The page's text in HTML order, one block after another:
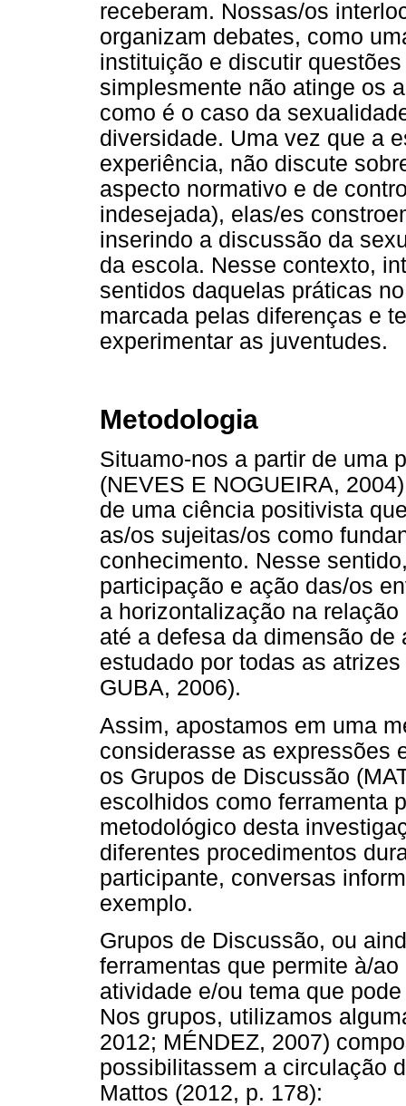
receberam. Nossas/os
organizam debates, como
instituição e discutir
simplesmente não atinge os
como é o caso da
diversidade. Uma vez que a
experiência, não discute
aspecto normativo e de
indesejada), elas/es
inserindo a discussão da
da escola. Nesse contexto,
sentidos daquelas práticas
marcada pelas diferenças e
experimentar as juventudes.
Metodologia
Situamo-nos a partir de uma
(NEVES E NOGUEIRA,
de uma ciência positivista
as/os sujeitas/os como
conhecimento. Nesse
participação e ação das/os
a horizontalização na
até a defesa da dimensão
estudado por todas as
GUBA, 2006).
Assim, apostamos em uma
considerasse as expressões
os Grupos de Discussão
escolhidos como ferramenta
metodológico desta
diferentes procedimentos
participante, conversas
exemplo.
Grupos de Discussão, ou
ferramentas que permite à/
atividade e/ou tema que
Nos grupos, utilizamos
2012; MÉNDEZ, 2007)
possibilitassem a circulação
Mattos (2012, p. 178):